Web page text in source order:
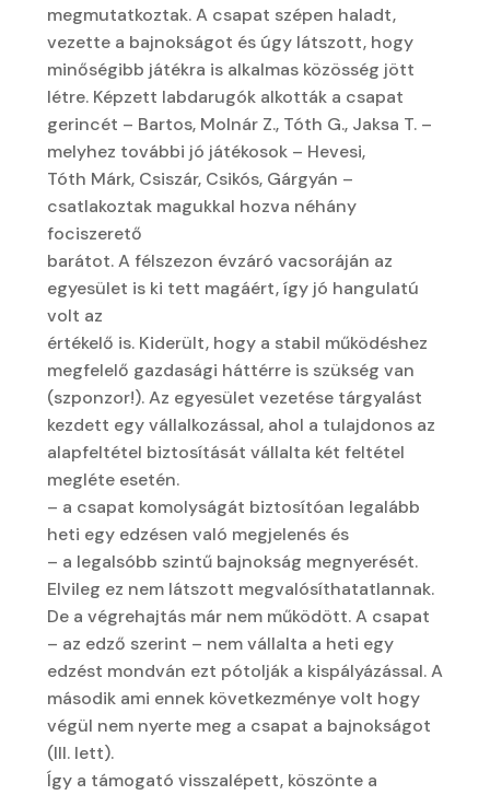
megmutatkoztak. A csapat szépen haladt,
vezette a bajnokságot és úgy látszott, hogy
minőségibb játékra is alkalmas közösség jött
létre. Képzett labdarugók alkották a csapat
gerincét – Bartos, Molnár Z., Tóth G., Jaksa T. –
melyhez további jó játékosok – Hevesi,
Tóth Márk, Csiszár, Csikós, Gárgyán –
csatlakoztak magukkal hozva néhány
fociszerető
barátot. A félszezon évzáró vacsoráján az
egyesület is ki tett magáért, így jó hangulatú
volt az
értékelő is. Kiderült, hogy a stabil működéshez
megfelelő gazdasági háttérre is szükség van
(szponzor!). Az egyesület vezetése tárgyalást
kezdett egy vállalkozással, ahol a tulajdonos az
alapfeltétel biztosítását vállalta két feltétel
megléte esetén.
– a csapat komolyságát biztosítóan legalább
heti egy edzésen való megjelenés és
– a legalsóbb szintű bajnokság megnyerését.
Elvileg ez nem látszott megvalósíthatatlannak.
De a végrehajtás már nem működött. A csapat
– az edző szerint – nem vállalta a heti egy
edzést mondván ezt pótolják a kispályázással. A
második ami ennek következménye volt hogy
végül nem nyerte meg a csapat a bajnokságot
(III. lett).
Így a támogató visszalépett, köszönte a